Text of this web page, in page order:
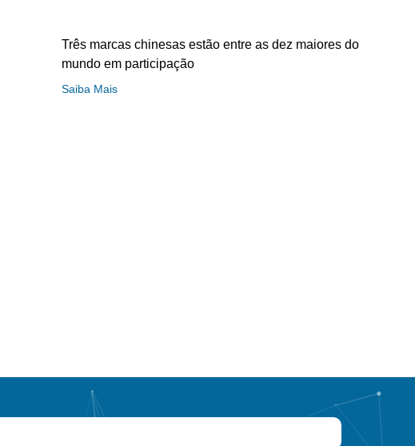
Três marcas chinesas estão entre as dez maiores do
mundo em participação
Saiba Mais